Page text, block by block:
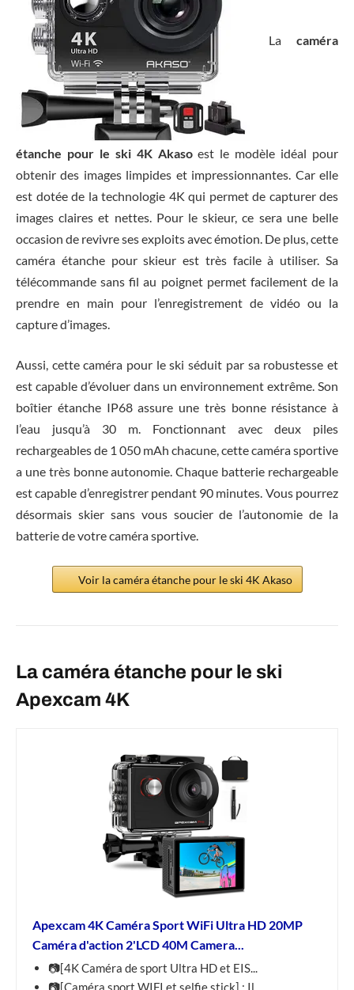
La caméra
étanche pour le ski 4K Akasoest le modèle idéal pour
obtenir des images limpides et impressionnantes. Car elle
est dotée de la technologie 4K qui permet de capturer des
images claires et nettes. Pour le skieur, ce sera une belle
occasion de revivre ses exploits avec émotion. De plus, cette
caméra étanche pour skieur est très facile à utiliser. Sa
télécommande sans fil au poignet permet facilement de la
prendre en main pour l’enregistrement de vidéo ou la
capture d’images.
Aussi, cette caméra pour le ski séduit par sa robustesse et
est capable d’évoluer dans un environnement extrême. Son
boîtier étanche IP68 assure une très bonne résistance à
l’eau jusqu’à 30 m. Fonctionnant avec deux piles
rechargeables de 1 050 mAh chacune, cette caméra sportive
a une très bonne autonomie. Chaque batterie rechargeable
est capable d’enregistrer pendant 90 minutes. Vous pourrez
désormais skier sans vous soucier de l’autonomie de la
batterie de votre caméra sportive.
Voir la caméra étanche pour le ski 4K Akaso
La caméra étanche pour le ski
Apexcam 4K
Apexcam 4K Caméra Sport WiFi Ultra HD 20MP
Caméra d'action 2'LCD 40M Camera...
📷[4K Caméra de sport Ultra HD et EIS...
📷[Caméra sport WIFI et selfie stick] : Il...